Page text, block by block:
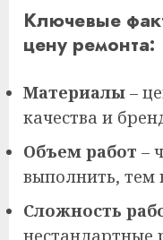
Ключевые
цену ремонта:
Материалы –
качества и
Объем работ –
выполнить, тем
Сложность
нестандартные